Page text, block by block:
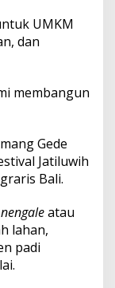
UMKM
dan
membangun
Gede
Jatiluwih
Bali.
nengaleatau
lahan,
padi